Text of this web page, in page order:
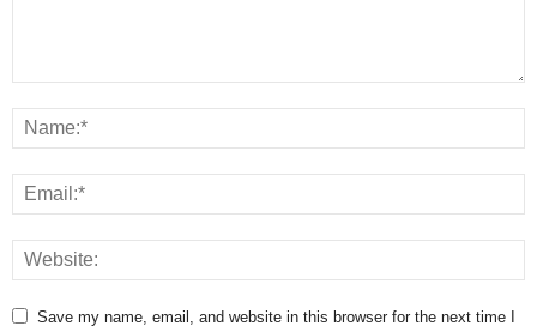
Save my name, email, and website in this browser for the next time I